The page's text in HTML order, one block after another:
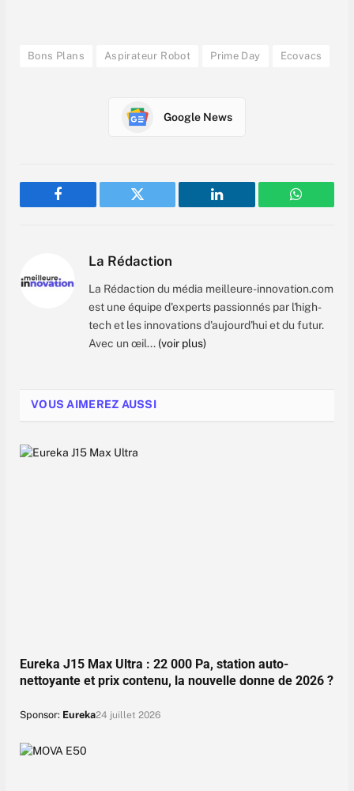
Bons Plans Aspirateur Robot Prime Day Ecovacs
Google News
Facebook Twitter LinkedIn
La Rédaction
La Rédaction du média meilleure-innovation.com
est une équipe d'experts passionnés par l'high-
tech et les innovations d'aujourd'hui et du futur.
Avec un œil... (voir plus)
VOUS AIMEREZ AUSSI
Eureka J15 Max Ultra : 22 000 Pa, station auto-
nettoyante et prix contenu, la nouvelle donne de 2026 ?
Sponsor: Eureka24 juillet 2026